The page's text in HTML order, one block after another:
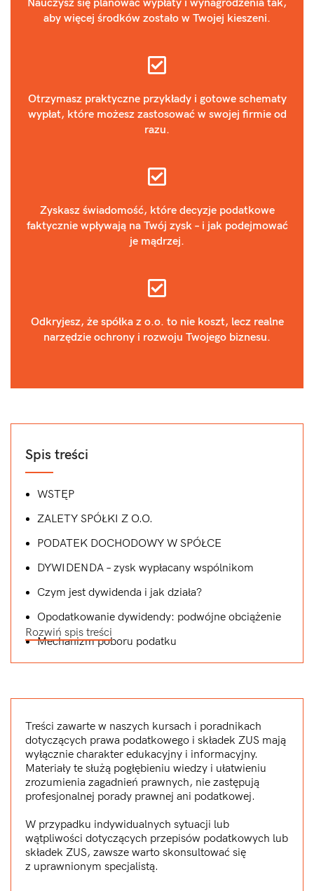
Nauczysz się planować wypłaty i wynagrodzenia tak,
aby więcej środków zostało w Twojej kieszeni.
Otrzymasz praktyczne przykłady i gotowe schematy
wypłat, które możesz zastosować w swojej firmie od
razu.
Zyskasz świadomość, które decyzje podatkowe
faktycznie wpływają na Twój zysk – i jak podejmować
je mądrzej.
Odkryjesz, że spółka z o.o. to nie koszt, lecz realne
narzędzie ochrony i rozwoju Twojego biznesu.
Spis treści
WSTĘP
ZALETY SPÓŁKI Z O.O.
PODATEK DOCHODOWY W SPÓŁCE
DYWIDENDA – zysk wypłacany wspólnikom
Czym jest dywidenda i jak działa?
Opodatkowanie dywidendy: podwójne obciążenie
Mechanizm poboru podatku
Zaliczka na dywidendę
estońskiego
PODATEK VAT W SPÓŁCE
Kiedy spółka musi, a kiedy może być VAT-owcem?
Metody rozliczania VAT: Memoriałowa vs. Kasowa
SPOSOBY NA OMIJANIE PODWÓJNEGO
PODATKU
SPOSOBY OPTYMALIZACJI PODATKOWYCH
Rozwiń spis treści
Treści zawarte w naszych kursach i poradnikach
dotyczących prawa podatkowego i składek ZUS mają
wyłącznie charakter edukacyjny i informacyjny.
Materiały te służą pogłębieniu wiedzy i ułatwieniu
zrozumienia zagadnień prawnych, nie zastępują
profesjonalnej porady prawnej ani podatkowej.
W przypadku indywidualnych sytuacji lub
wątpliwości dotyczących przepisów podatkowych lub
składek ZUS, zawsze warto skonsultować się
z uprawnionym specjalistą.